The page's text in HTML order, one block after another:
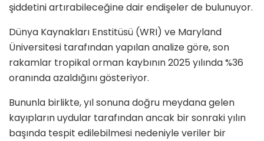
şiddetini artırabileceğine dair endişeler de bulunuyor.
Dünya Kaynakları Enstitüsü (WRI) ve Maryland
Üniversitesi tarafından yapılan analize göre, son
rakamlar tropikal orman kaybının 2025 yılında %36
oranında azaldığını gösteriyor.
Bununla birlikte, yıl sonuna doğru meydana gelen
kayıpların uydular tarafından ancak bir sonraki yılın
başında tespit edilebilmesi nedeniyle veriler bir